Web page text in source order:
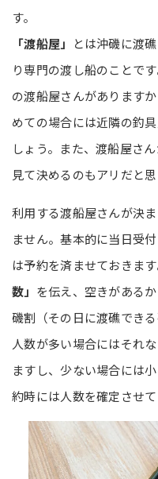
す。
「渡船屋」
とは沖磯に渡
り専門の渡し船のことで
の渡船屋さんがあります
めての場合には近隣の釣
しょう。また、渡船屋さ
見て決めるのもアリだと思
利用する渡船屋さんが決
ません。基本的に当日受
は予約を済ませておきま
数」 を伝え、空きがあるか
磯割（その日に渡礁でき
人数が多い場合にはそれ
ますし、少ない場合には
約時には人数を確定させて